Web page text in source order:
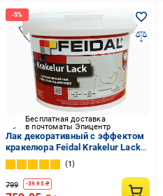
Бесплатная доставка
в почтоматы Эпицентр
Лак декоративный с эффектом
кракелюра Feidal Krakelur Lack
0,5 л
1
799 -39.95₴